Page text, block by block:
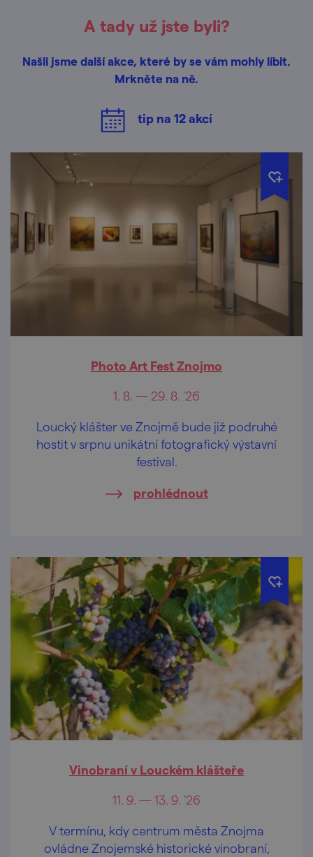
A tady už jste byli?
Našli jsme další akce, které by se vám mohly líbit.
Mrkněte na ně.
tip na 12akcí
Photo Art Fest Znojmo
1. 8. — 29. 8. '26
Loucký klášter ve Znojmě bude již podruhé
hostit v srpnu unikátní fotografický výstavní
festival.
prohlédnout
Vinobraní v Louckém klášteře
11. 9. — 13. 9. '26
V termínu, kdy centrum města Znojma
ovládne Znojemské historické vinobraní,